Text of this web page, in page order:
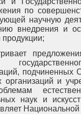
по
научную
внедрения и
продукции;
подчиненных
организаций и
наук и